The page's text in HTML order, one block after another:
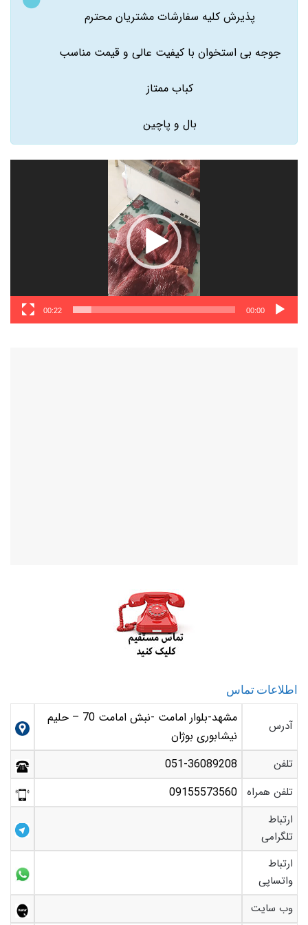
پذیرش کلیه سفارشات مشتریان محترم
جوجه بی استخوان با کیفیت عالی و قیمت مناسب
کباب ممتاز
بال و پاچین
00:00
00:22
اطلاعات تماس
آدرس
مشهد-بلوار امامت -نبش امامت 70 – حلیم
نیشابوری بوژان
تلفن 051-36089208
تلفن همراه 09155573560
ارتباط
تلگرامی
ارتباط
واتساپی
وب سایت